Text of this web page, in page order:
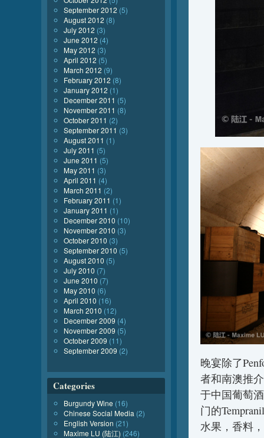
晚宴除了
者和南澳推
于中国葡萄
门的
水果，香料
September 2012 (5)
August 2012 (8)
July 2012 (3)
June 2012 (4)
May 2012 (3)
April 2012 (5)
March 2012 (9)
February 2012 (8)
January 2012 (1)
December 2011 (5)
November 2011 (8)
October 2011 (2)
September 2011 (3)
August 2011 (1)
July 2011 (5)
June 2011 (5)
May 2011 (3)
April 2011 (4)
March 2011 (2)
February 2011 (1)
January 2011 (1)
December 2010 (10)
November 2010 (3)
October 2010 (3)
September 2010 (5)
August 2010 (5)
July 2010 (7)
June 2010 (7)
May 2010 (6)
April 2010 (16)
March 2010 (12)
December 2009 (4)
November 2009 (5)
October 2009 (11)
September 2009 (2)
Categories
Burgundy Wine (16)
Chinese Social Media (2)
English Version (21)
Maxime LU (陆江) (246)